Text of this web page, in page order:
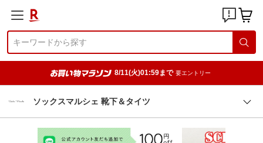
8/11(火)01:59まで 要エントリー
ソックスマルシェ 靴下＆タイツ